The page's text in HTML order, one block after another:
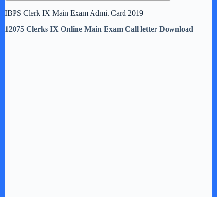
IBPS Clerk IX Main Exam Admit Card 2019
12075 Clerks IX Online Main Exam Call letter Download